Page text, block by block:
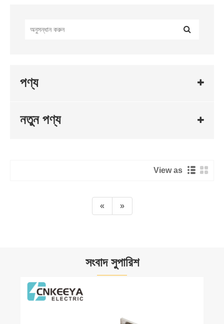
পণ্য
নতুন পণ্য
View as
« »
সংবাদ সুপারিশ